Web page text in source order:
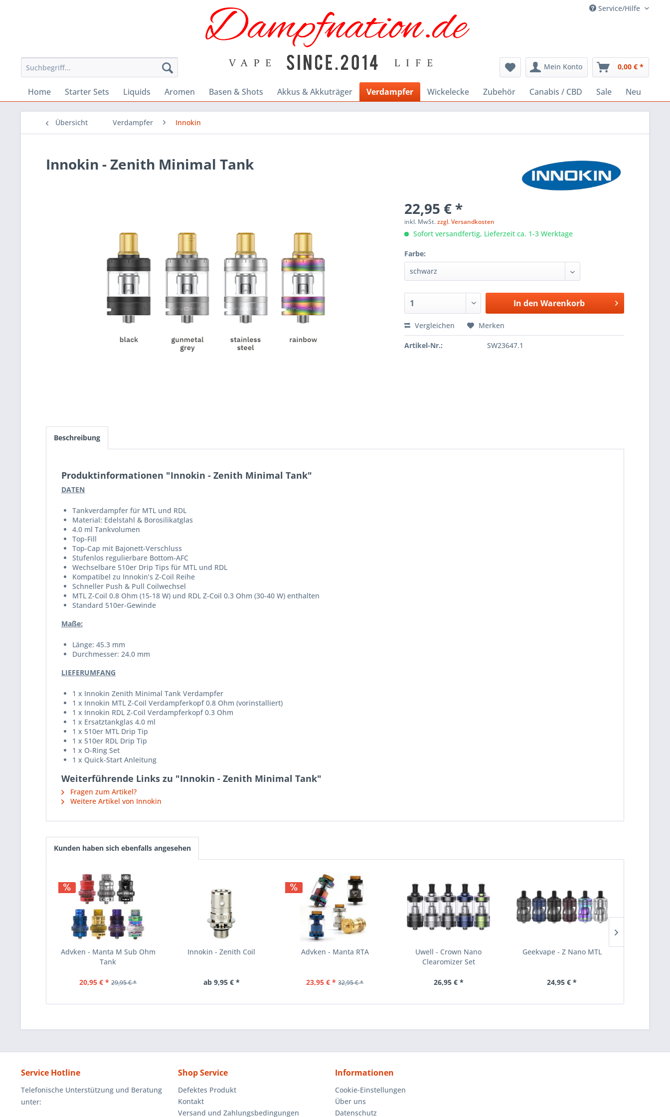
Service/Hilfe
Mein Konto 0,00 € *
Home Starter Sets Liquids Aromen Basen & Shots Akkus & Akkuträger Verdampfer Wickelecke Zubehör Canabis / CBD Sale Neu
Übersicht Verdampfer Innokin
Innokin - Zenith Minimal Tank
22,95 € *
inkl. MwSt.zzgl. Versandkosten
Sofort versandfertig, Lieferzeit ca. 1-3 Werktage
Farbe:
In den Warenkorb
Vergleichen Merken
Artikel-Nr.: SW23647.1
Beschreibung
Produktinformationen "Innokin - Zenith Minimal Tank"
DATEN
Tankverdampfer für MTL und RDL
Material: Edelstahl & Borosilikatglas
4.0 ml Tankvolumen
Top-Fill
Top-Cap mit Bajonett-Verschluss
Stufenlos regulierbare Bottom-AFC
Wechselbare 510er Drip Tips für MTL und RDL
Kompatibel zu Innokin’s Z-Coil Reihe
Schneller Push & Pull Coilwechsel
MTL Z-Coil 0.8 Ohm (15-18 W) und RDL Z-Coil 0.3 Ohm (30-40 W) enthalten
Standard 510er-Gewinde
Maße:
Länge: 45.3 mm
Durchmesser: 24.0 mm
LIEFERUMFANG
1 x Innokin Zenith Minimal Tank Verdampfer
1 x Innokin MTL Z-Coil Verdampferkopf 0.8 Ohm (vorinstalliert)
1 x Innokin RDL Z-Coil Verdampferkopf 0.3 Ohm
1 x Ersatztankglas 4.0 ml
1 x 510er MTL Drip Tip
1 x 510er RDL Drip Tip
1 x O-Ring Set
1 x Quick-Start Anleitung
Weiterführende Links zu "Innokin - Zenith Minimal Tank"
Fragen zum Artikel?
Weitere Artikel von Innokin
Kunden haben sich ebenfalls angesehen
Advken - Manta M Sub Ohm
Tank
20,95 € * 29,95 € *
Innokin - Zenith Coil
ab 9,95 € *
Advken - Manta RTA
23,95 € * 32,95 € *
Uwell - Crown Nano
Clearomizer Set
26,95 € *
Geekvape - Z Nano MTL
24,95 € *
Service Hotline
Telefonische Unterstützung und Beratung
unter:
Shop Service
Defektes Produkt
Kontakt
Versand und Zahlungsbedingungen
Informationen
Cookie-Einstellungen
Über uns
Datenschutz